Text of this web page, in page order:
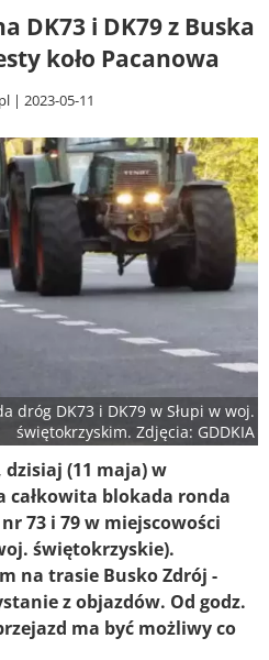
DK73 i DK79 z Buska
koło Pacanowa
2023-05-11
dróg DK73 i DK79 w Słupi w woj.
świętokrzyskim. Zdjęcia: GDDKIA
(11 maja) w
całkowita blokada ronda
73 i 79 w miejscowości
świętokrzyskie).
na trasie Busko Zdrój -
z objazdów. Od godz.
ma być możliwy co